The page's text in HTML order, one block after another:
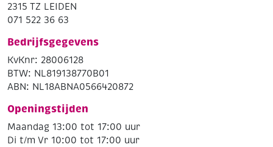
2315 TZ LEIDEN
071 522 36 63
Bedrijfsgegevens
KvKnr: 28006128
BTW: NL819138770B01
ABN: NL18ABNA0566420872
Openingstijden
Maandag 13:00 tot 17:00 uur
Di t/m Vr 10:00 tot 17:00 uur